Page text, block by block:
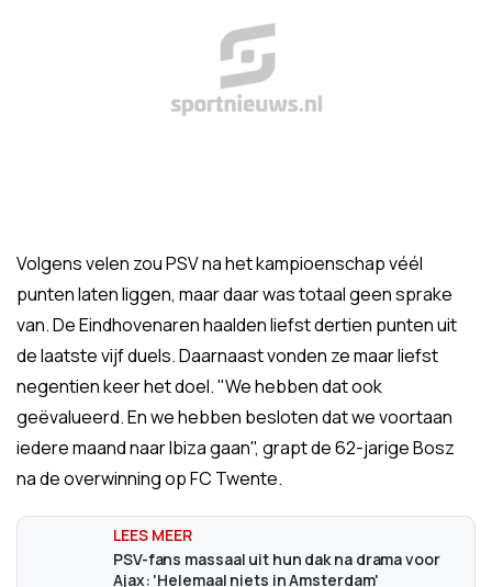
Volgens velen zou PSV na het kampioenschap véél
punten laten liggen, maar daar was totaal geen sprake
van. De Eindhovenaren haalden liefst dertien punten uit
de laatste vijf duels. Daarnaast vonden ze maar liefst
negentien keer het doel. "We hebben dat ook
geëvalueerd. En we hebben besloten dat we voortaan
iedere maand naar Ibiza gaan", grapt de 62-jarige Bosz
na de overwinning op FC Twente.
PSV-fans massaal uit hun dak na drama voor
Ajax: 'Helemaal niets in Amsterdam'